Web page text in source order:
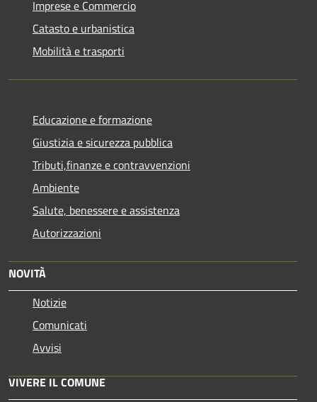
Imprese e Commercio
Catasto e urbanistica
Mobilità e trasporti
Educazione e formazione
Giustizia e sicurezza pubblica
Tributi,finanze e contravvenzioni
Ambiente
Salute, benessere e assistenza
Autorizzazioni
NOVITÀ
Notizie
Comunicati
Avvisi
VIVERE IL COMUNE